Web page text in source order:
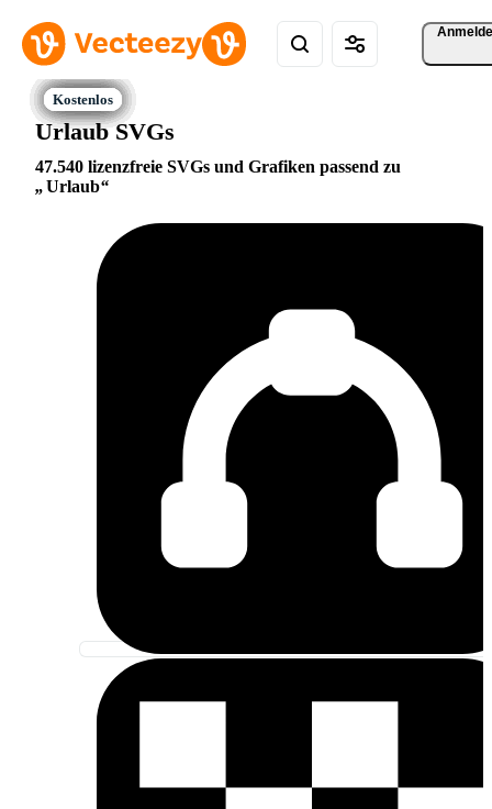
Urlaub SVGs
47.540 lizenzfreie SVGs und Grafiken passend zu
Urlaub